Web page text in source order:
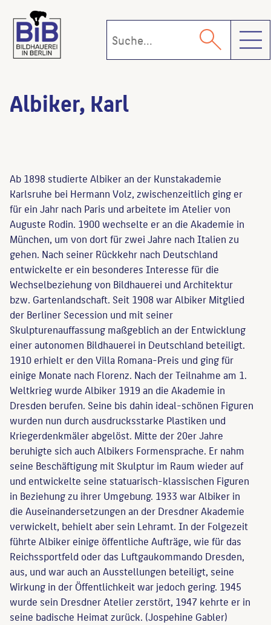
Albiker, Karl
Ab 1898 studierte Albiker an der Kunstakademie
Karlsruhe bei Hermann Volz, zwischenzeitlich ging er
für ein Jahr nach Paris und arbeitete im Atelier von
Auguste Rodin. 1900 wechselte er an die Akademie in
München, um von dort für zwei Jahre nach Italien zu
gehen. Nach seiner Rückkehr nach Deutschland
entwickelte er ein besonderes Interesse für die
Wechselbeziehung von Bildhauerei und Architektur
bzw. Gartenlandschaft. Seit 1908 war Albiker Mitglied
der Berliner Secession und mit seiner
Skulpturenauffassung maßgeblich an der Entwicklung
einer autonomen Bildhauerei in Deutschland beteiligt.
1910 erhielt er den Villa Romana-Preis und ging für
einige Monate nach Florenz. Nach der Teilnahme am 1.
Weltkrieg wurde Albiker 1919 an die Akademie in
Dresden berufen. Seine bis dahin ideal-schönen Figuren
wurden nun durch ausdrucksstarke Plastiken und
Kriegerdenkmäler abgelöst. Mitte der 20er Jahre
beruhigte sich auch Albikers Formensprache. Er nahm
seine Beschäftigung mit Skulptur im Raum wieder auf
und entwickelte seine statuarisch-klassischen Figuren
in Beziehung zu ihrer Umgebung. 1933 war Albiker in
die Auseinandersetzungen an der Dresdner Akademie
verwickelt, behielt aber sein Lehramt. In der Folgezeit
führte Albiker einige öffentliche Aufträge, wie für das
Reichssportfeld oder das Luftgaukommando Dresden,
aus, und war auch an Ausstellungen beteiligt, seine
Wirkung in der Öffentlichkeit war jedoch gering. 1945
wurde sein Dresdner Atelier zerstört, 1947 kehrte er in
seine badische Heimat zurück. (Jospehine Gabler)